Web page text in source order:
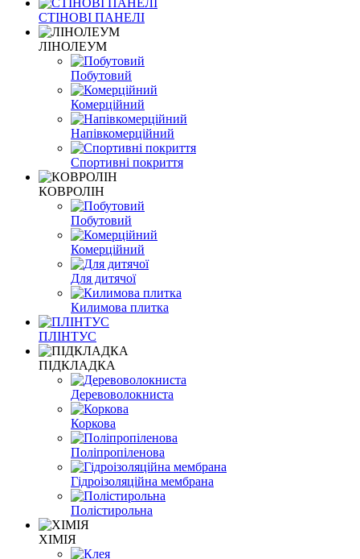
СТІНОВІ ПАНЕЛІ
ЛІНОЛЕУМ
Побутовий
Комерційний
Напівкомерційний
Спортивні покриття
КОВРОЛІН
Побутовий
Комерційний
Для дитячої
Килимова плитка
ПЛІНТУС
ПІДКЛАДКА
Деревоволокниста
Коркова
Поліпропіленова
Гідроізоляційна мембрана
Полістирольна
ХІМІЯ